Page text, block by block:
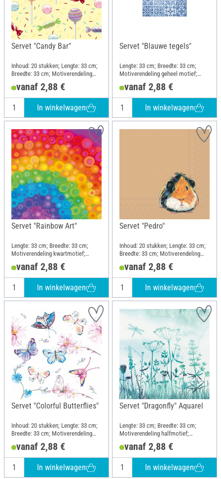
Servet "Candy Bar"
Inhoud: 20 stukken; Lengte: 33 cm;
Breedte: 33 cm; Motiverendeling
geheel motief; Materiaal: Papier
vanaf 2,88 €
In winkelwagen
Servet "Blauwe tegels"
Lengte: 33 cm; Breedte: 33 cm;
Motiverendeling geheel motief;
Materiaal: Papier
vanaf 2,88 €
In winkelwagen
Servet "Rainbow Art"
Lengte: 33 cm; Breedte: 33 cm;
Motiverendeling kwartmotief;
Materiaal: Papier
vanaf 2,88 €
In winkelwagen
Servet "Pedro"
Inhoud: 20 stukken; Lengte: 33 cm;
Breedte: 33 cm; Motiverendeling
kwartmotief; Materiaal: Papier
vanaf 2,88 €
In winkelwagen
Servet "Colorful Butterflies"
Inhoud: 20 stukken; Lengte: 33 cm;
Breedte: 33 cm; Motiverendeling
halfmotief; Materiaal: Papier
vanaf 2,88 €
In winkelwagen
Servet "Dragonfly" Aquarel
Lengte: 33 cm; Breedte: 33 cm;
Motiverendeling halfmotief;
Materiaal: Papier
vanaf 2,88 €
In winkelwagen